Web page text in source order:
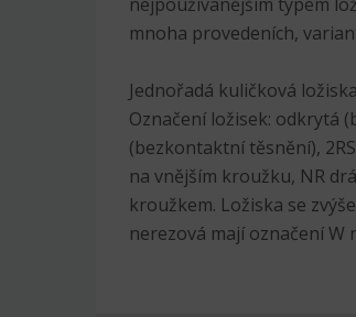
mnoha provedeních,
Jednořadá kuličková
Označení ložisek: odkrytá
(bezkontaktní těsnění),
na vnějším kroužku, NR
kroužkem. Ložiska se
nerezová mají označení W